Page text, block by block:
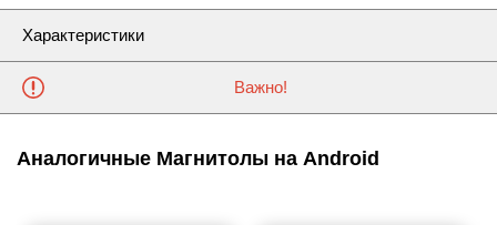
Характеристики
Важно!
Аналогичные Магнитолы на Android